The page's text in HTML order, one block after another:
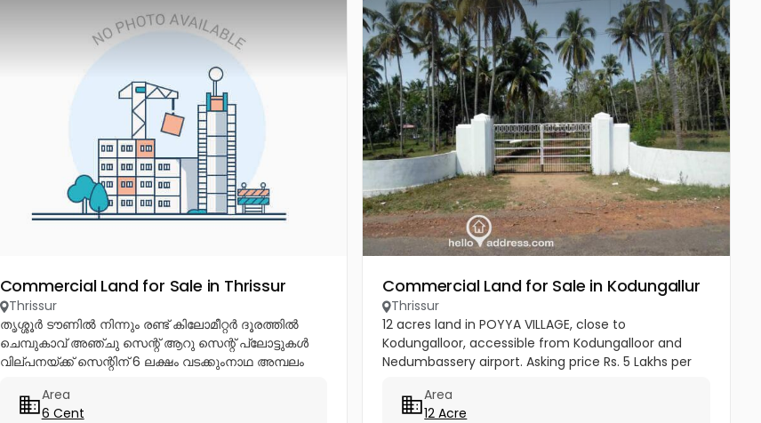
Commercial Land for Sale in Thrissur
Thrissur
തൃശ്ശൂർ ടൗണിൽ നിന്നും രണ്ട് കിലോമീറ്റർ ദൂരത്തിൽ
ചെമ്പുകാവ് അഞ്ചു സെന്റ് ആറു സെന്റ് പ്ലോട്ടുകൾ
വില്പനയ്ക്ക് സെന്റിന് 6 ലക്ഷം വടക്കുംനാഥ അമ്പലം
അഞ്ചു മിനിറ്റ് മാത്രം...
Area
6 Cent
Commercial Land for Sale in Kodungallur
Thrissur
12 acres land in POYYA VILLAGE, close to
Kodungalloor, accessible from Kodungalloor and
Nedumbassery airport. Asking price Rs. 5 Lakhs per
Area
12 Acre